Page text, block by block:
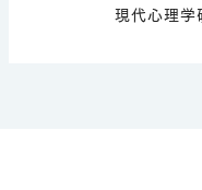
現代心理学